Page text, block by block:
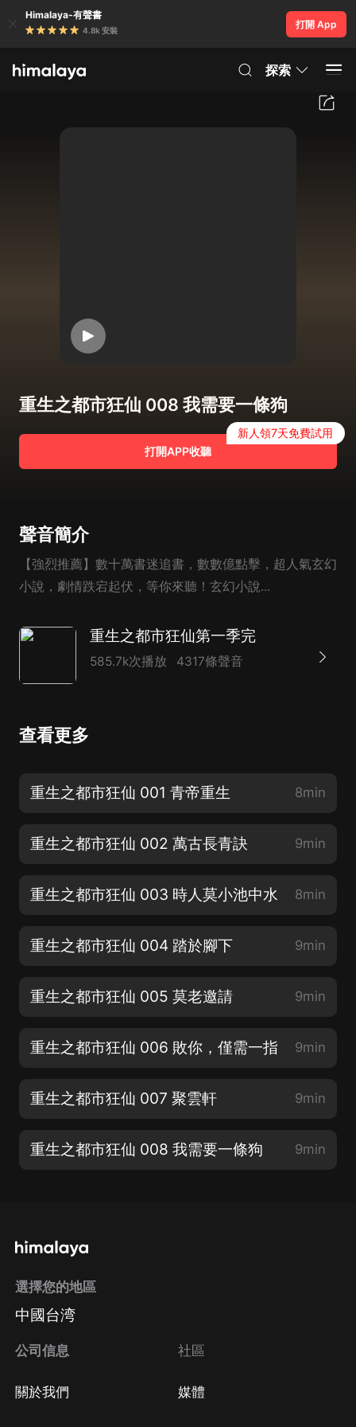
Himalaya-有聲書
4.8k 安裝
打開 App
探索
重生之都市狂仙 008 我需要一條狗
打開APP收聽
新人領7天免費試用
聲音簡介
【強烈推薦】數十萬書迷追書，數數億點擊，超人氣玄幻
小說，劇情跌宕起伏，等你來聽！玄幻小說...
重生之都市狂仙第一季完
585.7k次播放 4317條聲音
查看更多
重生之都市狂仙 001 青帝重生 8min
重生之都市狂仙 002 萬古長青訣 9min
重生之都市狂仙 003 時人莫小池中水 8min
重生之都市狂仙 004 踏於腳下 9min
重生之都市狂仙 005 莫老邀請 9min
重生之都市狂仙 006 敗你，僅需一指 9min
重生之都市狂仙 007 聚雲軒 9min
重生之都市狂仙 008 我需要一條狗 9min
選擇您的地區
中國台湾
公司信息
關於我們
社區
媒體